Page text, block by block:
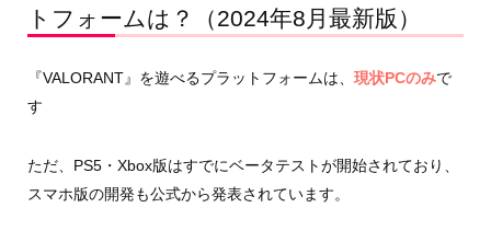
トフォームは？（2024年8月最新版）
『VALORANT』を遊べるプラットフォームは、 現状PCのみで
す
ただ、PS5・Xbox版はすでにベータテストが開始されており、
スマホ版の開発も公式から発表されています。